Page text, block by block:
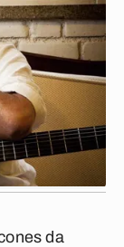
da